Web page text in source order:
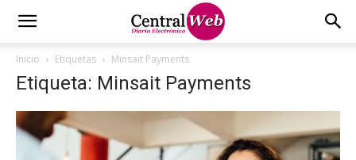
Inicio Etiquetas Minsait Payments
Etiqueta: Minsait Payments